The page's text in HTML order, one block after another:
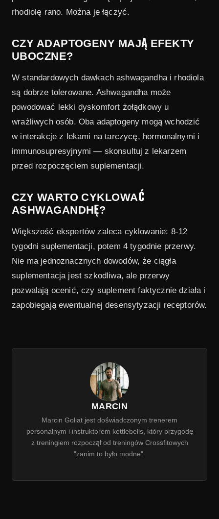
rhodiolę rano. Można je łączyć.
CZY ADAPTOGENY MAJĄ EFEKTY
UBOCZNE?
W standardowych dawkach ashwagandha i rhodiola
są dobrze tolerowane. Ashwagandha może
powodować lekki dyskomfort żołądkowy u
wrażliwych osób. Oba adaptogeny mogą wchodzić
w interakcje z lekami na tarczycę, hormonalnymi i
immunosupresyjnymi — skonsultuj z lekarzem
przed rozpoczęciem suplementacji.
CZY WARTO CYKLOWAĆ
ASHWAGANDHĘ?
Większość ekspertów zaleca cyklowanie: 8-12
tygodni suplementacji, potem 4 tygodnie przerwy.
Nie ma jednoznacznych dowodów, że ciągła
suplementacja jest szkodliwa, ale przerwy
pozwalają ocenić, czy suplement faktycznie działa i
zapobiegają ewentualnej desensytyzacji receptorów.
MARCIN
Marcin Goliat jest doświadczonym trenerem
personalnym i instruktorem kettlebells, który przygodę
z treningiem rozpoczął od treningów Crossfitowych
"zanim to było modne".